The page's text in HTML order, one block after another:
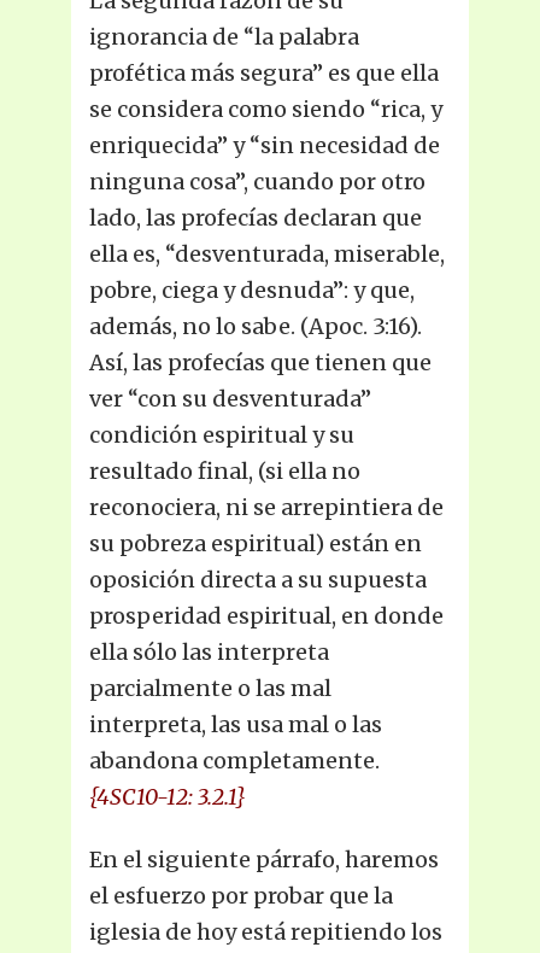
ignorancia de “la palabra
profética más segura” es que ella
se considera como siendo “rica, y
enriquecida” y “sin necesidad de
ninguna cosa”, cuando por otro
lado, las profecías declaran que
ella es, “desventurada, miserable,
pobre, ciega y desnuda”: y que,
además, no lo sabe. (Apoc. 3:16).
Así, las profecías que tienen que
ver “con su desventurada”
condición espiritual y su
resultado final, (si ella no
reconociera, ni se arrepintiera de
su pobreza espiritual) están en
oposición directa a su supuesta
prosperidad espiritual, en donde
ella sólo las interpreta
parcialmente o las mal
interpreta, las usa mal o las
abandona completamente.
{4SC10-12: 3.2.1}
En el siguiente párrafo, haremos
el esfuerzo por probar que la
iglesia de hoy está repitiendo los